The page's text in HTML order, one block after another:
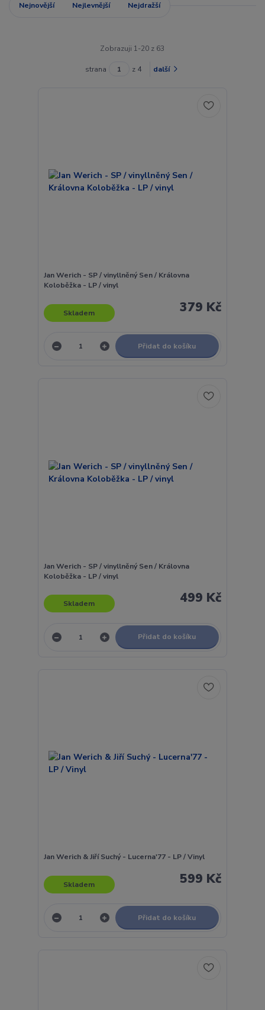
Nejnovější Nejlevnější Nejdražší
Zobrazuji 1-20 z 63
strana z 4 další
Jan Werich - SP / vinyllněný Sen / Královna
Koloběžka - LP / vinyl
379 Kč
Skladem
Přidat do košíku
Jan Werich - SP / vinyllněný Sen / Královna
Koloběžka - LP / vinyl
499 Kč
Skladem
Přidat do košíku
Jan Werich & Jiří Suchý - Lucerna'77 - LP / Vinyl
599 Kč
Skladem
Přidat do košíku